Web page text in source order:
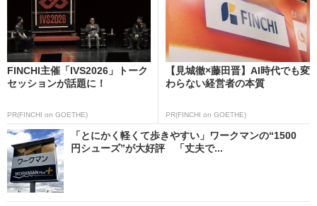
FINCHI主催「IVS2026」トーク
セッションが話題に！
PR(FINCHI on GOETHE)
【見城徹×藤田晋】AI時代でも変
わらない経営者の本質
PR(FINCHI on GOETHE)
「とにかく軽くて歩きやすい」ワークマンの“1500
円シューズ”が大好評 「丈夫で...